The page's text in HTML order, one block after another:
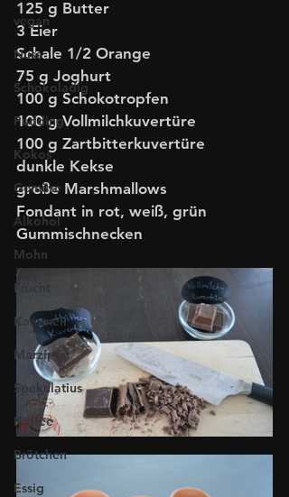
vegan
Nuss
Schokoladig
Pudding
Kokos
Gemüse
Alkohol
Mohn
Frucht
Karamell
Marzipan
Spekulatius
Kaffee
Brötchen
Essig
125 g Butter
3 Eier
Schale 1/2 Orange
75 g Joghurt
100 g Schokotropfen
100 g Vollmilchkuvertüre
100 g Zartbitterkuvertüre
dunkle Kekse
große Marshmallows
Fondant in rot, weiß, grün
Gummischnecken